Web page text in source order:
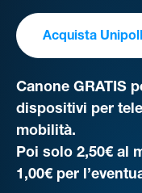
Acquista
Canone GRATIS
dispositivi per
mobilità.
Poi solo 2,50€ al
1,00€ per